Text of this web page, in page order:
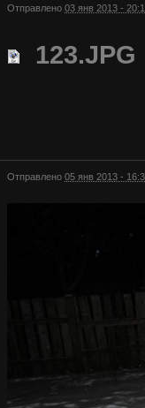
Отправлено 03 янв 2013 -
123.JPG
Отправлено 05 янв 2013 -